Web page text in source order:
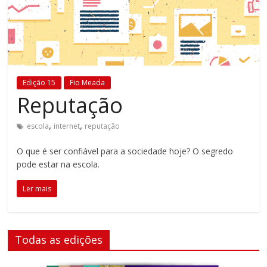
Estamos
em
constante
transformação.
metodologias
tecnologias
estão
vez
mais
presentes
no
a
dia.
Edição 15 Fio Meada
Reputação
escola, internet, reputação
O que é ser confiável para a sociedade hoje? O segredo
pode estar na escola.
Ler mais
Todas as edições